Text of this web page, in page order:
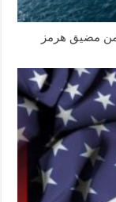
امن مضيق هرمز